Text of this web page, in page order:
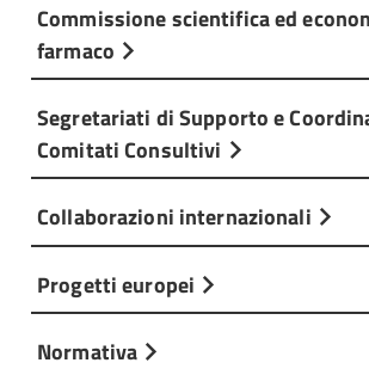
Commissione scientifica ed
farmaco
Segretariati di Supporto e
Comitati Consultivi
Collaborazioni internazionali
Progetti europei
Normativa